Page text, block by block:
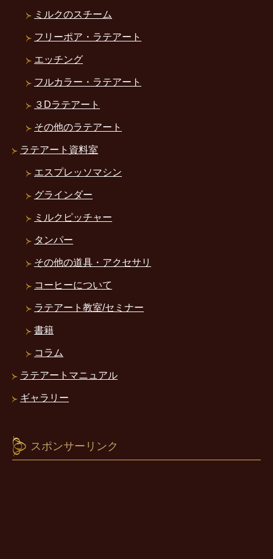
ミルクのスチーム
フリーポア・ラテアート
エッチング
フルカラー・ラテアート
３Dラテアート
その他のラテアート
ラテアート資料室
エスプレッソマシン
グラインダー
ミルクピッチャー
タンパー
その他の道具・アクセサリ
コーヒーについて
ラテアート教室/セミナー
書籍
コラム
ラテアートマニュアル
ギャラリー
スポンサーリンク